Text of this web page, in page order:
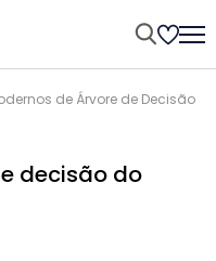
de Árvore de Decisão
decisão do